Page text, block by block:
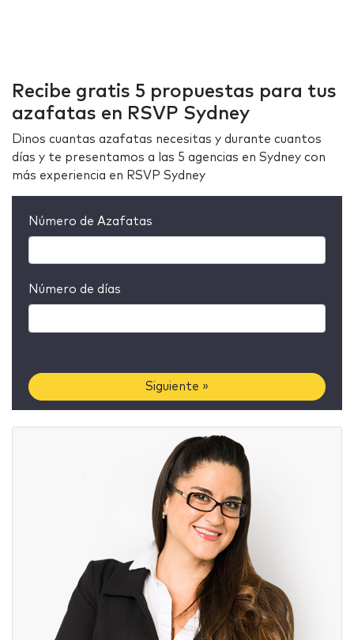
Recibe gratis 5 propuestas para tus
azafatas en RSVP Sydney
Dinos cuantas azafatas necesitas y durante cuantos
días y te presentamos a las 5 agencias en Sydney con
más experiencia en RSVP Sydney
Número de Azafatas
Número de días
Siguiente »